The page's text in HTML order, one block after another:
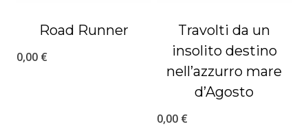
Road Runner
0,00 €
Travolti da un
insolito destino
nell’azzurro mare
d’Agosto
0,00 €